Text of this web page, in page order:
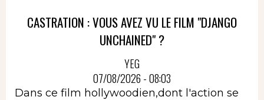
CASTRATION : VOUS AVEZ VU LE FILM "DJANGO
UNCHAINED" ?
YEG
07/08/2026 - 08:03
Dans ce film hollywoodien,dont l'action se